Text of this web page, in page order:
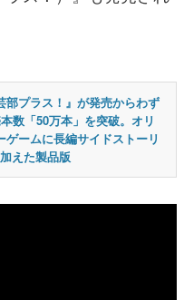
部プラス！』が発売からわず
数「50万本」を突破。オリ
ゲームに長編サイドストーリ
えた製品版